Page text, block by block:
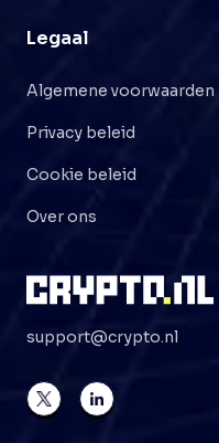
Legaal
Algemene voorwaarden
Privacy beleid
Cookie beleid
Over ons
support@crypto.nl